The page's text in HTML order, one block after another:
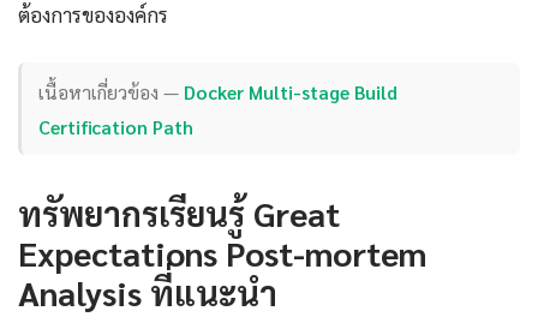
ต้องการขององค์กร
เนื้อหาเกี่ยวข้อง — Docker Multi-stage Build
Certification Path
ทรัพยากรเรียนรู้ Great
Expectations Post-mortem
Analysis ที่แนะนำ